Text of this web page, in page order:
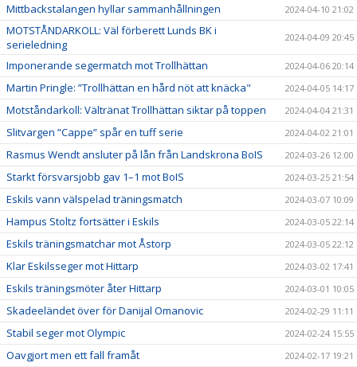
Mittbackstalangen hyllar sammanhållningen 2024-04-10 21:02
MOTSTÅNDARKOLL: Väl förberett Lunds BK i
serieledning
2024-04-09 20:45
Imponerande segermatch mot Trollhättan 2024-04-06 20:14
Martin Pringle: ”Trollhättan en hård nöt att knäcka" 2024-04-05 14:17
Motståndarkoll: Vältränat Trollhättan siktar på toppen 2024-04-04 21:31
Slitvargen ”Cappe” spår en tuff serie 2024-04-02 21:01
Rasmus Wendt ansluter på lån från Landskrona BoIS 2024-03-26 12:00
Starkt försvarsjobb gav 1–1 mot BoIS 2024-03-25 21:54
Eskils vann välspelad träningsmatch 2024-03-07 10:09
Hampus Stoltz fortsätter i Eskils 2024-03-05 22:14
Eskils träningsmatchar mot Åstorp 2024-03-05 22:12
Klar Eskilsseger mot Hittarp 2024-03-02 17:41
Eskils träningsmöter åter Hittarp 2024-03-01 10:05
Skadeeländet över för Danijal Omanovic 2024-02-29 11:11
Stabil seger mot Olympic 2024-02-24 15:55
Oavgjort men ett fall framåt 2024-02-17 19:21